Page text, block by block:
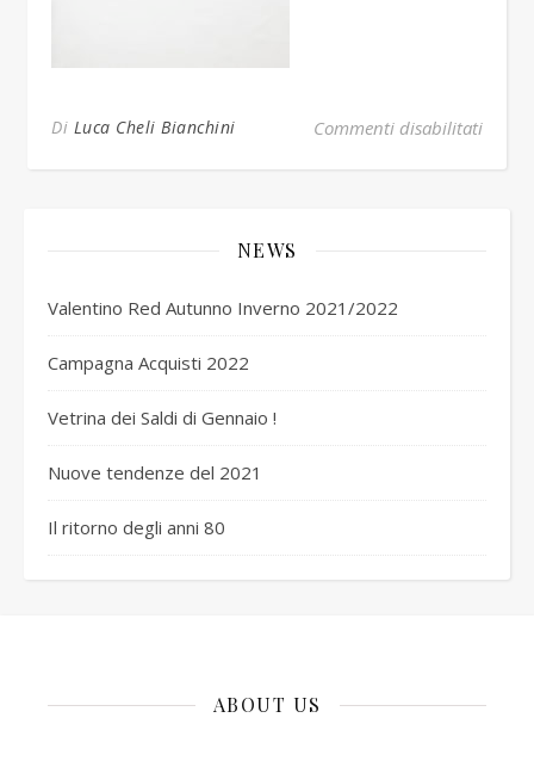
Di Luca Cheli Bianchini Commenti disabilitatisu
NEWS
Valentino Red Autunno Inverno 2021/2022
Campagna Acquisti 2022
Vetrina dei Saldi di Gennaio !
Nuove tendenze del 2021
Il ritorno degli anni 80
ABOUT US